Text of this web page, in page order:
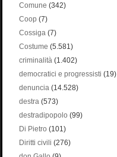
Comune (342)
Coop (7)
Cossiga (7)
Costume (5.581)
criminalità (1.402)
democratici e progressisti (19)
denuncia (14.528)
destra (573)
destradipopolo (99)
Di Pietro (101)
Diritti civili (276)